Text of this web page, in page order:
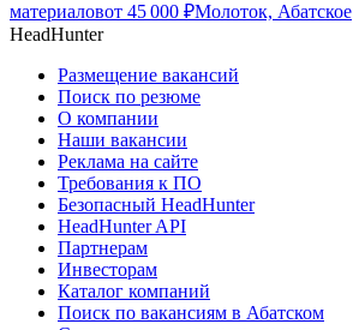
материаловот 45 000 ₽Молоток, Абатское
HeadHunter
Размещение вакансий
Поиск по резюме
О компании
Наши вакансии
Реклама на сайте
Требования к ПО
Безопасный HeadHunter
HeadHunter API
Партнерам
Инвесторам
Каталог компаний
Поиск по вакансиям в Абатском